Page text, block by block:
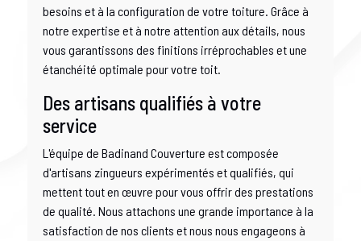
besoins et à la configuration de votre toiture. Grâce à
notre expertise et à notre attention aux détails, nous
vous garantissons des finitions irréprochables et une
étanchéité optimale pour votre toit.
Des artisans qualifiés à votre
service
L'équipe de Badinand Couverture est composée
d'artisans zingueurs expérimentés et qualifiés, qui
mettent tout en œuvre pour vous offrir des prestations
de qualité. Nous attachons une grande importance à la
satisfaction de nos clients et nous nous engageons à